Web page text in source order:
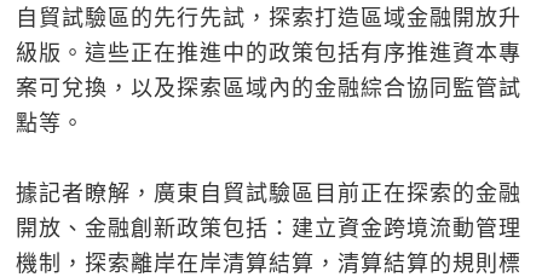
自貿試驗區的先行先試，探索打造區域金融開放升
級版。這些正在推進中的政策包括有序推進資本專
案可兌換，以及探索區域內的金融綜合協同監管試
點等。
據記者瞭解，廣東自貿試驗區目前正在探索的金融
開放、金融創新政策包括：建立資金跨境流動管理
機制，探索離岸在岸清算結算，清算結算的規則標